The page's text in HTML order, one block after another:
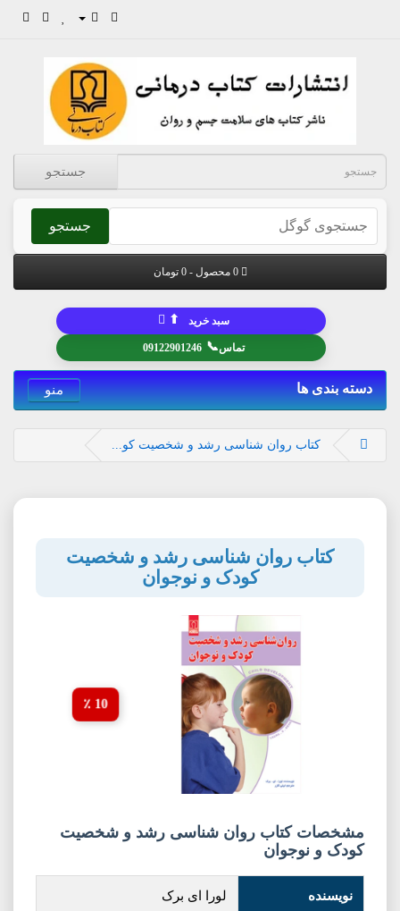
جستجو
جستجو
0 محصول - 0 تومان
تماس📞
09122901246
سبد خرید ⬆
دسته بندی ها منو
کتاب روان شناسی رشد و شخصیت کو...
کتاب روان شناسی رشد و شخصیت
کودک و نوجوان
10 ٪
مشخصات کتاب روان شناسی رشد و شخصیت
کودک و نوجوان
نویسنده لورا ای برک